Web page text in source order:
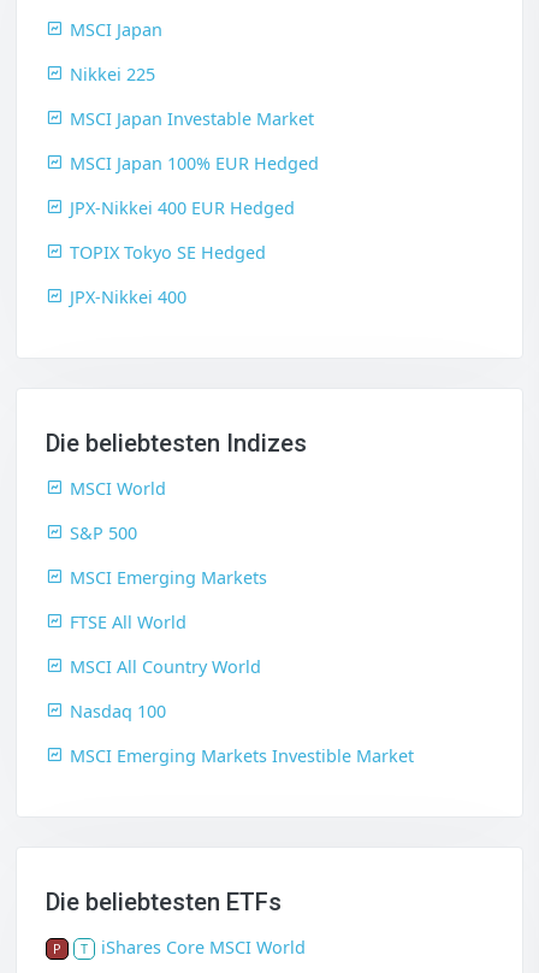
MSCI Japan
Nikkei 225
MSCI Japan Investable Market
MSCI Japan 100% EUR Hedged
JPX-Nikkei 400 EUR Hedged
TOPIX Tokyo SE Hedged
JPX-Nikkei 400
Die beliebtesten Indizes
MSCI World
S&P 500
MSCI Emerging Markets
FTSE All World
MSCI All Country World
Nasdaq 100
MSCI Emerging Markets Investible Market
Die beliebtesten ETFs
P T iShares Core MSCI World